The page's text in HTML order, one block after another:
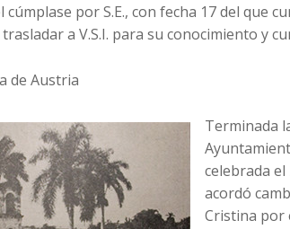
cúmplase por S.E., con fecha 17 del que
a V.S.I. para su conocimiento y
de Austria
Terminada
celebrada
acordó
Cristina por